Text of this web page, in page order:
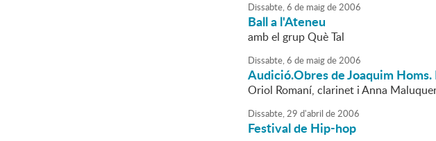
Dissabte,6 de maigde2006
Ball a l'Ateneu
amb el grup Què Tal
Dissabte,6 de maigde2006
Audició.Obres de Joaquim
Oriol Romaní, clarinet i Anna
Dissabte,29 d'abril de2006
Festival de Hip-hop